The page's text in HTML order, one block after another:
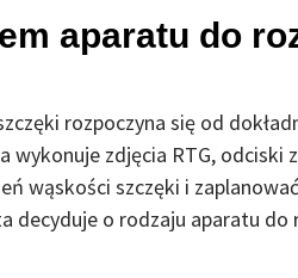
aparatu do
rozpoczyna się od
zdjęcia RTG, odciski
wąskości szczęki i
o rodzaju aparatu do